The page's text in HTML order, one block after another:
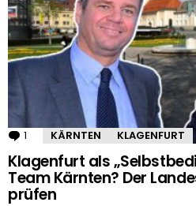
1 Kommentar
KÄRNTEN KLAGENFURT
Klagenfurt als
Team Kärnten? Der
prüfen